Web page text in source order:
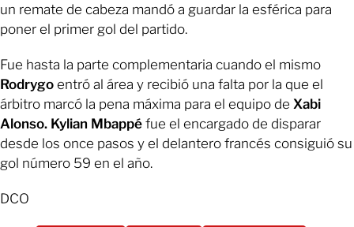
un remate de cabeza mandó a guardar la esférica para
poner el primer gol del partido.
Fue hasta la parte complementaria cuando el mismo
Rodrygo entró al área y recibió una falta por la que el
árbitro marcó la pena máxima para el equipo de Xabi
Alonso. Kylian Mbappé fue el encargado de disparar
desde los once pasos y el delantero francés consiguió su
gol número 59 en el año.
DCO